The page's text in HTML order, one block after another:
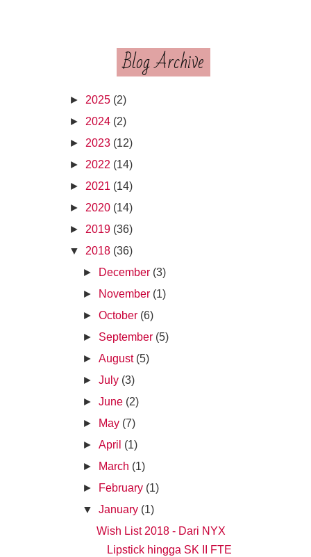
Blog Archive
► 2025 (2)
► 2024 (2)
► 2023 (12)
► 2022 (14)
► 2021 (14)
► 2020 (14)
► 2019 (36)
▼
2018 (36)
►
December (3)
►
November (1)
►October (6)
► September (5)
►August (5)
►July (3)
►June (2)
►
May (7)
►April (1)
►
March (1)
►
February (1)
▼
January (1)
Wish List 2018 - Dari NYX
Lipstick hingga SK II FTE